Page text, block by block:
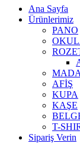
Ana Sayfa
Ürünlerimiz
PANO
AFİŞ
KUPA
KAŞE
T-
Sipariş Verin